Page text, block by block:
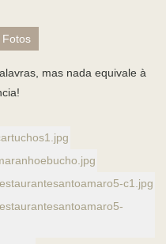
Fotos
mas nada equivale à